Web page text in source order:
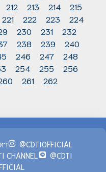
212 213 214
215
221 222 223
224
230 231
232
238 239
240
246 247
248
254 255
256
261 262
า
@CDTIOFFICIAL
CHANNEL
@CDTI